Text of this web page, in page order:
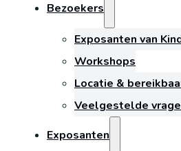
Bezoekers
Exposanten van
Workshops
Locatie &
Veelgestelde
Exposanten